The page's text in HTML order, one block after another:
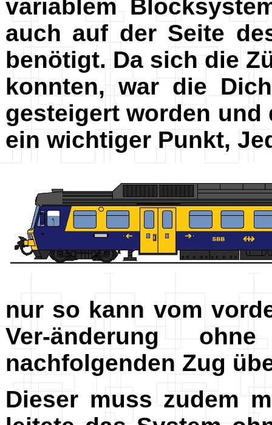
variablem
auch auf der Seite
benötigt. Da sich die
konnten, war die
gesteigert worden
ein wichtiger Punkt,
nur so kann vom
Ver-änderung
nachfolgenden Zug
Dieser muss zudem